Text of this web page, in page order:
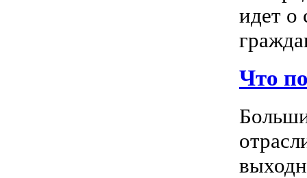
идет о
Что